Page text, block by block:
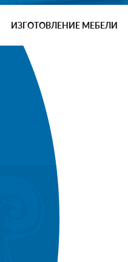
ИЗГОТОВЛЕНИЕ МЕБЕЛИ